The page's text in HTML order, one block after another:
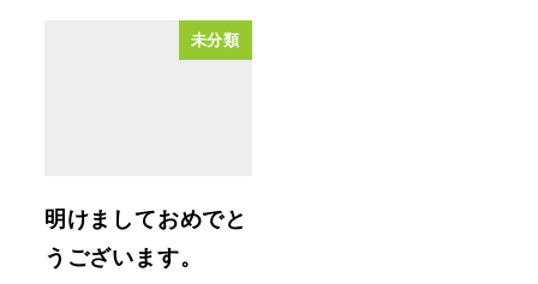
未分類
明けましておめでと
うございます。